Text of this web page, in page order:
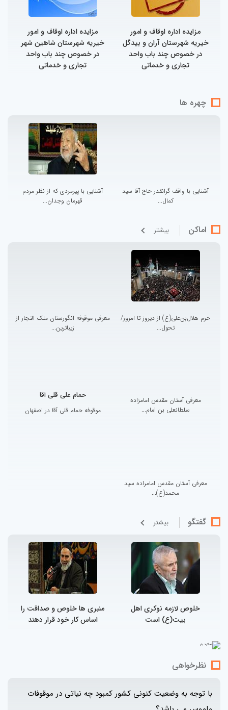
مزایده اداره اوقاف و امور
خیریه شهرستان آران و بیدگل
در خصوص چند باب واحد
تجاری و خدماتی
مزایده اداره اوقاف و امور
خیریه شهرستان شاهین شهر
در خصوص چند باب واحد
تجاری و خدماتی
چهره ها
آشنایی با واقف گرانقدر حاج آقا سید
کمال...
آشنایی با پیرمردی که از نظر مردم
قهرمان وجدان...
اماکن بيشتر
حرم هلال‌بن‌علی(ع) از دیروز تا امروز/
تحول...
معرفی موقوفه انگورستان ملک التجار از
زیباترین...
معرفی آستان مقدس امامزاده
سلطانعلی بن امام...
حمام علی قلی اقا
موقوفه حمام قلی آقا در اصفهان
معرفی آستان مقدس امامراده سید
محمد(ع)...
گفتگو بيشتر
خلوص لازمه نوکری اهل
بیت(ع) است
منبری ها خلوص و صداقت را
اساس کار خود قرار دهند
نظرخواهی
با توجه به وضعیت کنونی کشور کمبود چه نیاتی در موقوفات